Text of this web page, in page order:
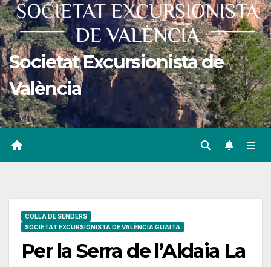
Societat Excursionista de
València
COLLA DE SENDERS
SOCIETAT EXCURSIONISTA DE VALÈNCIA GUAITA
Per la Serra de l’Aldaia La